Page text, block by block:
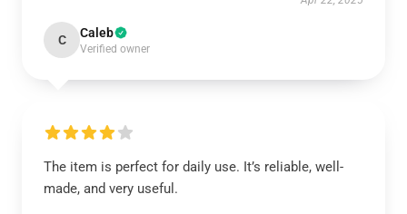
C Caleb
Verified owner
The item is perfect for daily use. It’s reliable, well-
made, and very useful.